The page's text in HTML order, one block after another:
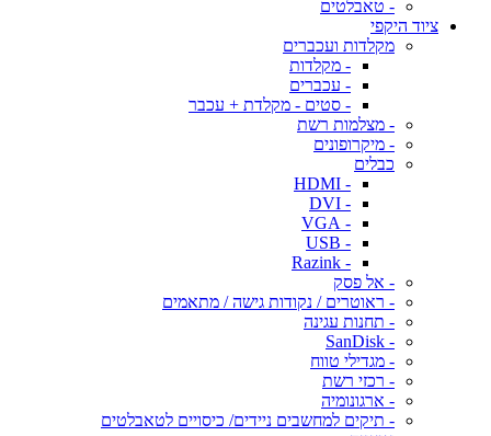
- טאבלטים
ציוד היקפי
מקלדות ועכברים
- מקלדות
- עכברים
- סטים - מקלדת + עכבר
- מצלמות רשת
- מיקרופונים
כבלים
- HDMI
- DVI
- VGA
- USB
- Razink
- אל פסק
- ראוטרים / נקודות גישה / מתאמים
- תחנות עגינה
- SanDisk
- מגדילי טווח
- רכזי רשת
- ארגונומיה
- תיקים למחשבים ניידים/ כיסויים לטאבלטים